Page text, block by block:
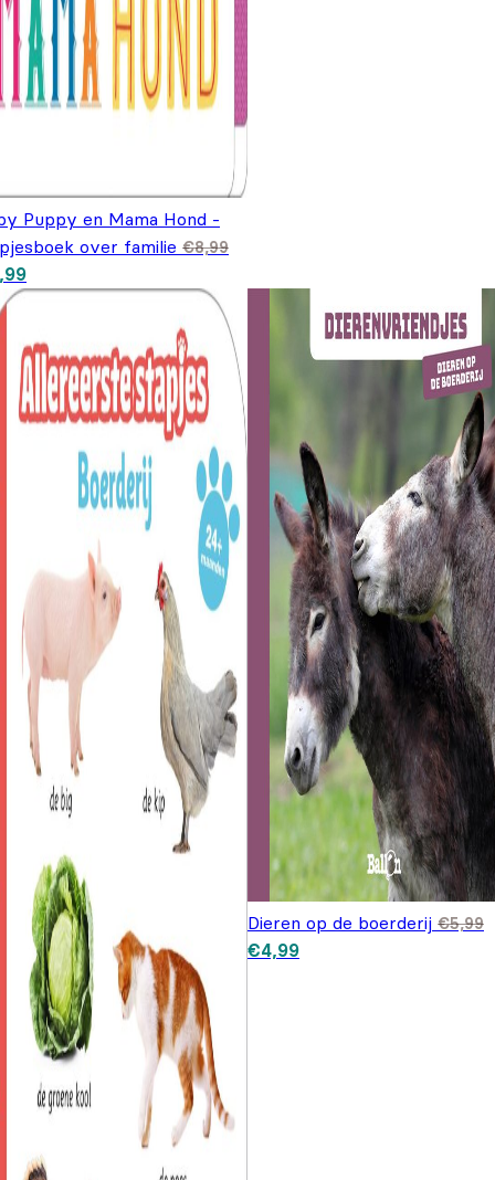
Puppy en Mama Hond -
over familie €8,99
prijs was: €8,99.
Huidige prijs is: €6,99.
Dieren op de boerderij €5,99
Oorspronkelijke prijs was:
€5,99.
€4,99Huidige prijs is: €4,99.